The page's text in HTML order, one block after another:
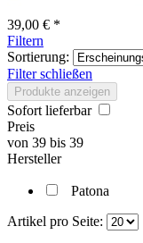
39,00 € *
Filtern
Sortierung:
Filter schließen
Produkte anzeigen
Sofort lieferbar
Preis
von 39 bis 39
Hersteller
Patona
Artikel pro Seite: